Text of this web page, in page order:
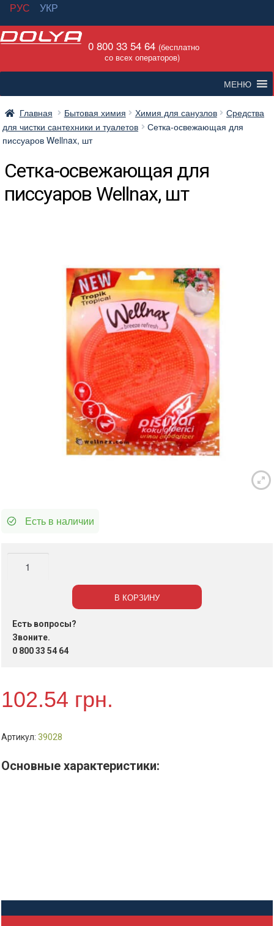
РУС
УКР
Перейти
навигации
Перейти
содержимому
0 800 33 54 64 (бесплатно
со всех операторов)
МЕНЮ
Главная Бытовая химия Химия для санузлов
Средства
для чистки сантехники и туалетов
Сетка-освежающая для
писсуаров Wellnax, шт
Сетка-освежающая для
писсуаров Wellnax, шт
Есть в наличии
Сетка-
писсуаров
Wellnax,
шт
В КОРЗИНУ
Есть вопросы?
Звоните.
0 800 33 54 64
102.54 грн.
Артикул: 39028
Основные характеристики: